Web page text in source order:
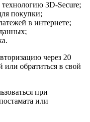
3D-Secure;
покупки;
в интернете;
через 20
или обратиться в свой
при
или